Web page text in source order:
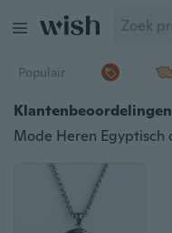
Populair
Klantenbeoordelingen